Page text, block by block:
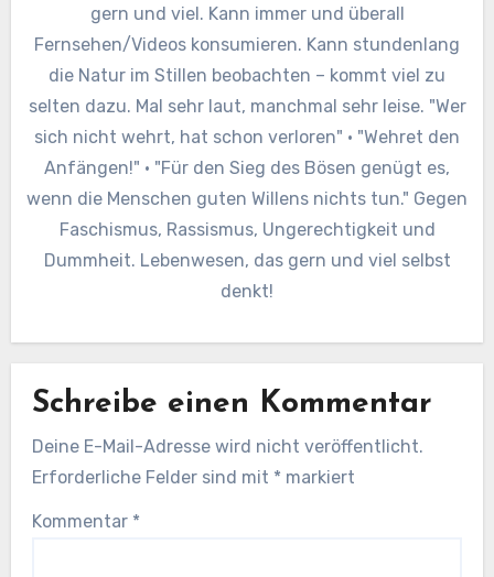
gern und viel. Kann immer und überall
Fernsehen/Videos konsumieren. Kann stundenlang
die Natur im Stillen beobachten – kommt viel zu
selten dazu. Mal sehr laut, manchmal sehr leise. "Wer
sich nicht wehrt, hat schon verloren" · "Wehret den
Anfängen!" · "Für den Sieg des Bösen genügt es,
wenn die Menschen guten Willens nichts tun." Gegen
Faschismus, Rassismus, Ungerechtigkeit und
Dummheit. Lebenwesen, das gern und viel selbst
denkt!
Schreibe einen Kommentar
Deine E-Mail-Adresse wird nicht veröffentlicht.
Erforderliche Felder sind mit * markiert
Kommentar *